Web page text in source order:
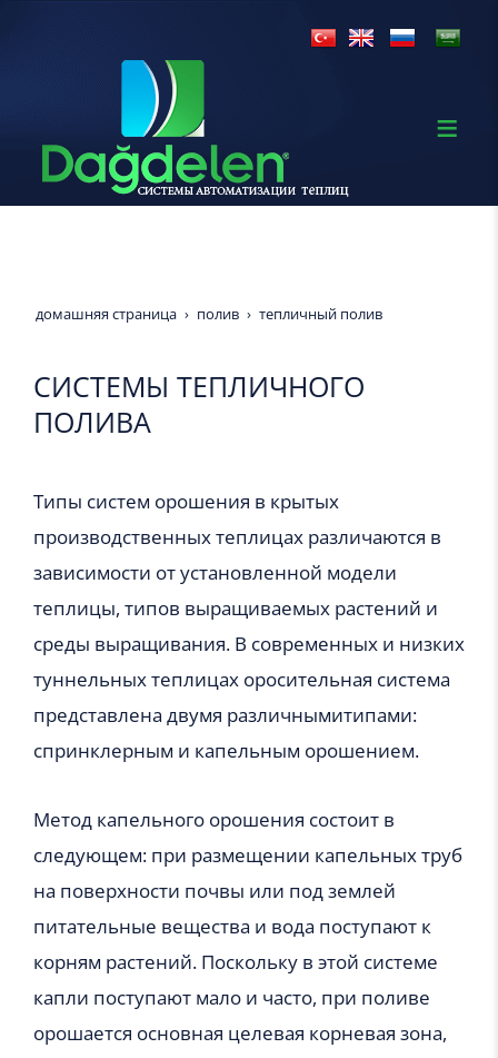
домашняя страница полив тепличный полив
СИСТЕМЫ ТЕПЛИЧНОГО
ПОЛИВА
Типы систем орошения в крытых
производственных теплицах различаются в
зависимости от установленной модели
теплицы, типов выращиваемых растений и
среды выращивания. В современных и низких
туннельных теплицах оросительная система
представлена двумя различнымитипами:
спринклерным и капельным орошением.
Метод капельного орошения состоит в
следующем: при размещении капельных труб
на поверхности почвы или под землей
питательные вещества и вода поступают к
корням растений. Поскольку в этой системе
капли поступают мало и часто, при поливе
орошается основная целевая корневая зона,